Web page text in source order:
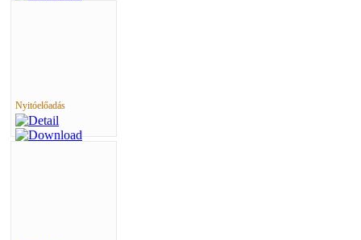
Nyitóelőadás